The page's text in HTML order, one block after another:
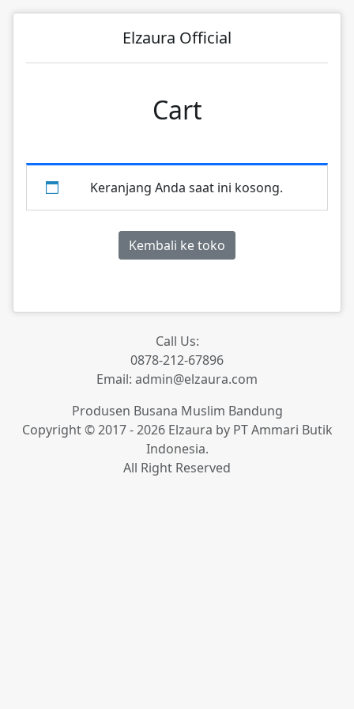
Elzaura Official
Cart
Keranjang Anda saat ini kosong.
Kembali ke toko
Call Us:
0878-212-67896
Email: admin@elzaura.com
Produsen Busana Muslim Bandung
Copyright © 2017 - 2026 Elzaura by PT Ammari Butik
Indonesia.
All Right Reserved